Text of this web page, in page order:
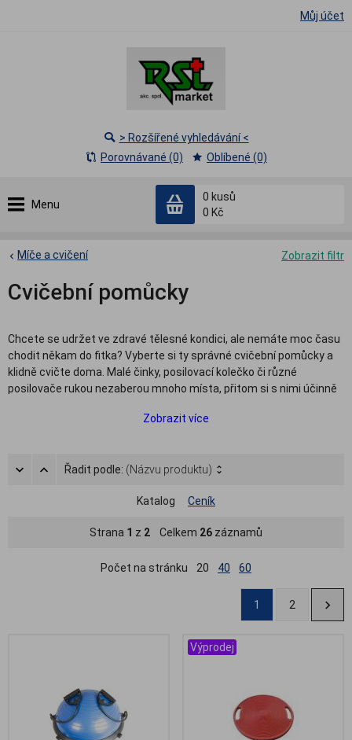
Můj účet
Menu
0 kusů
0 Kč
> Rozšířené vyhledávání <
Porovnávané (0)
Oblíbené (0)
Zobrazit filtr
Míče a cvičení
Cvičební pomůcky
Chcete se udržet ve zdravé tělesné kondici, ale nemáte moc času
chodit někam do fitka? Vyberte si ty správné cvičební pomůcky a
klidně cvičte doma. Malé činky, posilovací kolečko či různé
posilovače rukou nezaberou mnoho místa, přitom si s nimi účinně
cvičební pomůcky patří také různé balanční pomůcky, balanční
vzpřimovače páteře.
V naší nabídce pomůcek pro domácí cvičení naleznete všechny
pomůcek pro seniory – balanční podložky na sezení i na cvičení,
rehabilitační modelínu, činky, posilovací zátěže na ruce a nohy,
Zobrazit více
Řadit podle: (Názvu produktu)
Katalog Ceník
Strana 1 z 2 Celkem 26 záznamů
Počet na stránku 20 40 60
1 2
Výprodej